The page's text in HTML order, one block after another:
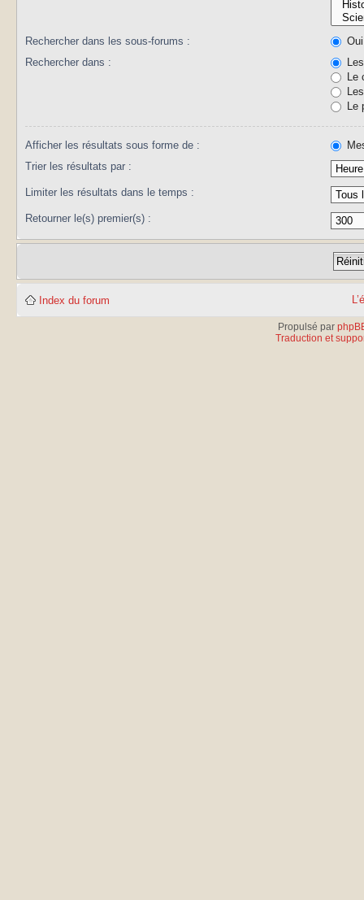
Rechercher dans les sous-forums :
Oui
Rechercher dans :
Le
Le
Afficher les résultats sous forme de :
Trier les résultats par :
Limiter les résultats dans le temps :
Retourner le(s) premier(s) :
Index du forum
Propulsé par
Traduction et